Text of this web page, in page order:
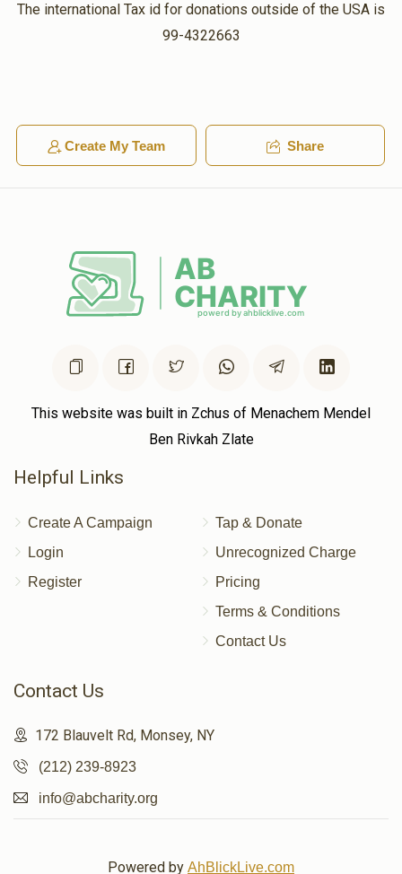
ארי פאללאק
1 year ago
זאבעל
The international Tax id for donations outside of the USA is
99-4322663
Create My Team Share
This website was built in Zchus of Menachem Mendel
Ben Rivkah Zlate
Helpful Links
Create A Campaign
Login
Register
Tap & Donate
Unrecognized Charge
Pricing
Terms & Conditions
Contact Us
Contact Us
172 Blauvelt Rd, Monsey, NY
(212) 239-8923
info@abcharity.org
Powered by AhBlickLive.com